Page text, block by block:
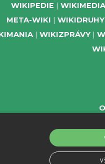
WIKIPEDIE
META-WIKI
WIKIDRUHY
WIKIZPRÁVY
REGISTRACI A